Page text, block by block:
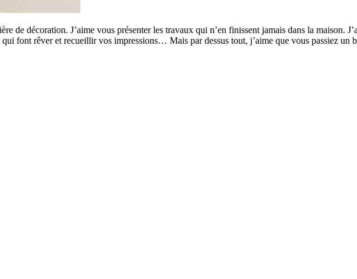
de décoration. J’aime vous présenter les travaux qui n’en finissent jamais dans la maison.
font rêver et recueillir vos impressions… Mais par dessus tout, j’aime que vous passiez un